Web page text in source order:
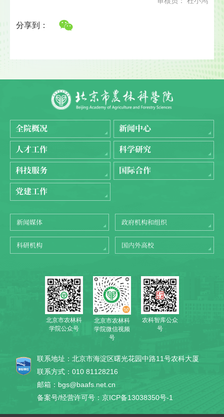
分享到：
全院概况
新闻中心
人才工作
科学研究
科技服务
国际合作
党建工作
新闻媒体 政府机构和组织
科研机构 国内外高校
北京市农林科
学院公众号
北京市农林科
学院微信视频
号
农科智库公众
号
联系地址：北京市海淀区曙光花园中路11号农科大厦
联系方式：010 81128216
邮箱：bgs@baafs.net.cn
备案号/经营许可号：京ICP备13038350号-1